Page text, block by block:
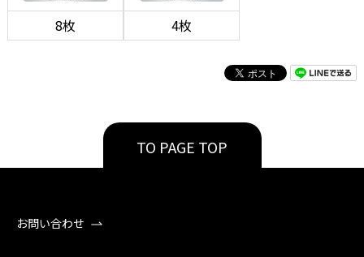
8枚 4枚
TO PAGE TOP
お問い合わせ